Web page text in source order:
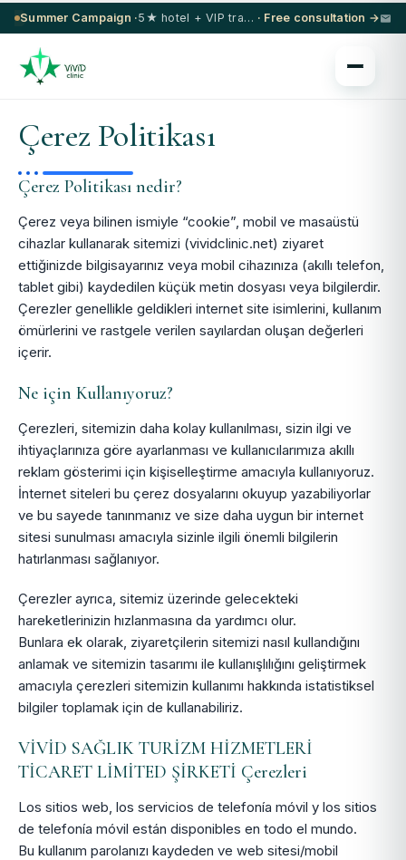
Summer Campaign · 5★ hotel + VIP transfer on select procedures · Free consultation →
Çerez Politikası
Çerez Politikası nedir?
Çerez veya bilinen ismiyle “cookie”, mobil ve masaüstü
cihazlar kullanarak sitemizi (vividclinic.net) ziyaret
ettiğinizde bilgisayarınız veya mobil cihazınıza (akıllı telefon,
tablet gibi) kaydedilen küçük metin dosyası veya bilgilerdir.
Çerezler genellikle geldikleri internet site isimlerini, kullanım
ömürlerini ve rastgele verilen sayılardan oluşan değerleri
içerir.
Ne için Kullanıyoruz?
Çerezleri, sitemizin daha kolay kullanılması, sizin ilgi ve
ihtiyaçlarınıza göre ayarlanması ve kullanıcılarımıza akıllı
reklam gösterimi için kişiselleştirme amacıyla kullanıyoruz.
İnternet siteleri bu çerez dosyalarını okuyup yazabiliyorlar
ve bu sayede tanınmanız ve size daha uygun bir internet
sitesi sunulması amacıyla sizinle ilgili önemli bilgilerin
hatırlanması sağlanıyor.
Çerezler ayrıca, sitemiz üzerinde gelecekteki
hareketlerinizin hızlanmasına da yardımcı olur.
Bunlara ek olarak, ziyaretçilerin sitemizi nasıl kullandığını
anlamak ve sitemizin tasarımı ile kullanışlılığını geliştirmek
amacıyla çerezleri sitemizin kullanımı hakkında istatistiksel
bilgiler toplamak için de kullanabiliriz.
VİVİD SAĞLIK TURİZM HİZMETLERİ
TİCARET LİMİTED ŞİRKETİ Çerezleri
Los sitios web, los servicios de telefonía móvil y los sitios
de telefonía móvil están disponibles en todo el mundo.
Bu kullanım parolanızı kaydeden ve web sitesi/mobil